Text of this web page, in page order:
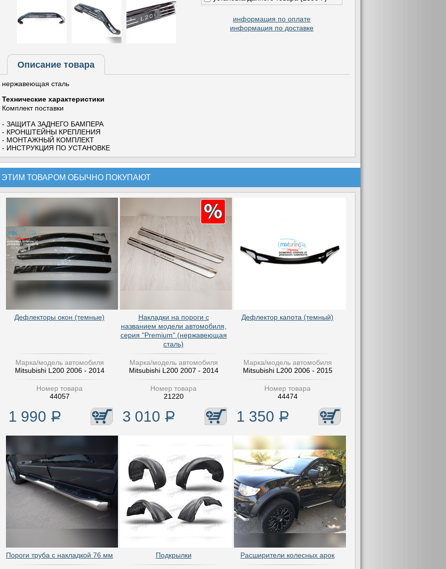
информация по оплате
информация по доставке
Описание товара
нержавеющая сталь
Технические характеристики
Комплект поставки
- ЗАЩИТА ЗАДНЕГО БАМПЕРА
- КРОНШТЕЙНЫ КРЕПЛЕНИЯ
- МОНТАЖНЫЙ КОМПЛЕКТ
- ИНСТРУКЦИЯ ПО УСТАНОВКЕ
ЭТИМ ТОВАРОМ ОБЫЧНО ПОКУПАЮТ
Дефлекторы окон (темные)
Марка/модель автомобиля
Mitsubishi L200 2006 - 2014
Номер товара
44057
1 990 Р
Накладки на пороги с
названием модели автомобиля,
серия "Premium" (нержавеющая
сталь)
Марка/модель автомобиля
Mitsubishi L200 2007 - 2014
Номер товара
21220
3 010 Р
Дефлектор капота (темный)
Марка/модель автомобиля
Mitsubishi L200 2006 - 2015
Номер товара
44474
1 350 Р
Пороги труба с накладкой 76 мм Подкрылки Расширители колесных арок